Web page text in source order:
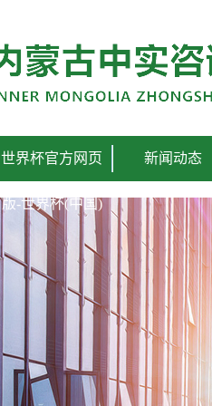
世界杯官方网页
版-世界杯(中国)
新闻动态